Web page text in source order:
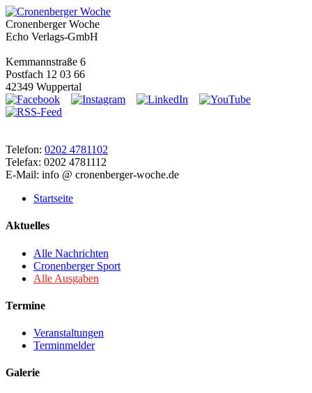
Cronenberger Woche
Echo Verlags-GmbH
Kemmannstraße 6
Postfach 12 03 66
42349 Wuppertal
Telefon: 0202 4781102
Telefax: 0202 4781112
E-Mail: info @ cronenberger-woche.de
Startseite
Aktuelles
Alle Nachrichten
Cronenberger Sport
Alle Ausgaben
Termine
Veranstaltungen
Terminmelder
Galerie